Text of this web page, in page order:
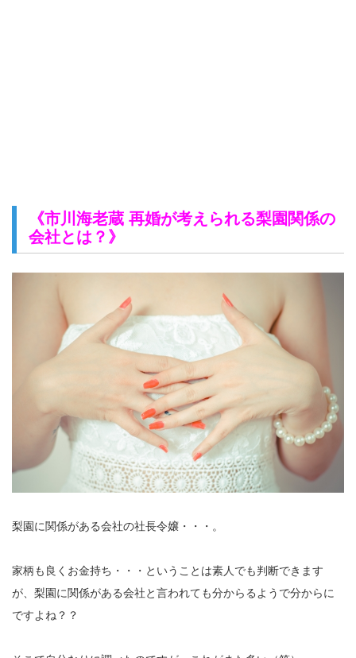
《市川海老蔵 再婚が考えられる梨園関係の
会社とは？》
梨園に関係がある会社の社長令嬢・・・。
家柄も良くお金持ち・・・ということは素人でも判断できます
が、梨園に関係がある会社と言われても分からるようで分からに
ですよね？？